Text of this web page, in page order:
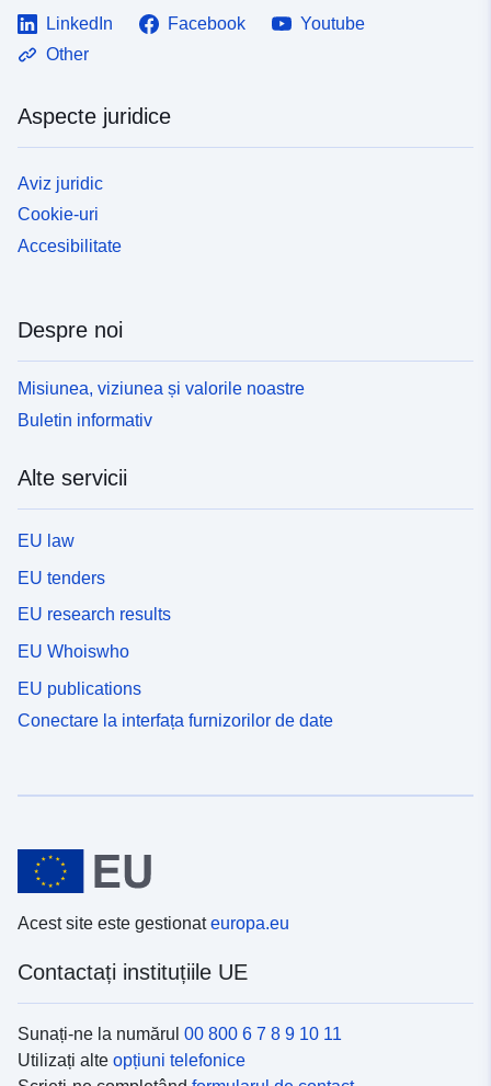
LinkedIn Facebook
Youtube
Other
Aspecte juridice
Aviz juridic
Cookie-uri
Accesibilitate
Despre noi
Misiunea, viziunea și valorile noastre
Buletin informativ
Alte servicii
EU law
EU tenders
EU research results
EU Whoiswho
EU publications
Conectare la interfața furnizorilor de date
Acest site este gestionateuropa.eu
Contactați instituțiile UE
Sunați-ne la numărul 00 800 6 7 8 9 10 11
Utilizați alte opțiuni telefonice